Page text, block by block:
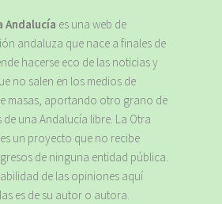
Andalucía es una web de
andaluza que nace a finales de
hacerse eco de las noticias y
no salen en los medios de
masas, aportando otro grano de
de una Andalucía libre. La Otra
un proyecto que no recibe
de ninguna entidad pública.
de las opiniones aquí
es de su autor o autora.